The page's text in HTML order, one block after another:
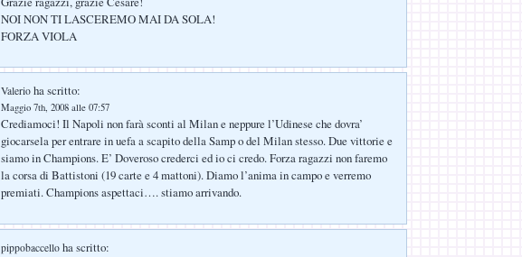
NOI NON TI LASCEREMO MAI DA SOLA!
FORZA VIOLA
Valerio ha scritto:
Maggio 7th, 2008 alle 07:57
Crediamoci! Il Napoli non farà sconti al Milan e neppure l’Udinese che dovra’
giocarsela per entrare in uefa a scapito della Samp o del Milan stesso. Due vittorie e
siamo in Champions. E’ Doveroso crederci ed io ci credo. Forza ragazzi non faremo
la corsa di Battistoni (19 carte e 4 mattoni). Diamo l’anima in campo e verremo
premiati. Champions aspettaci…. stiamo arrivando.
pippobaccello ha scritto: